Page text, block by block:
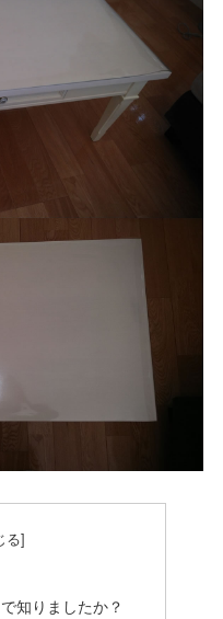
知りましたか？